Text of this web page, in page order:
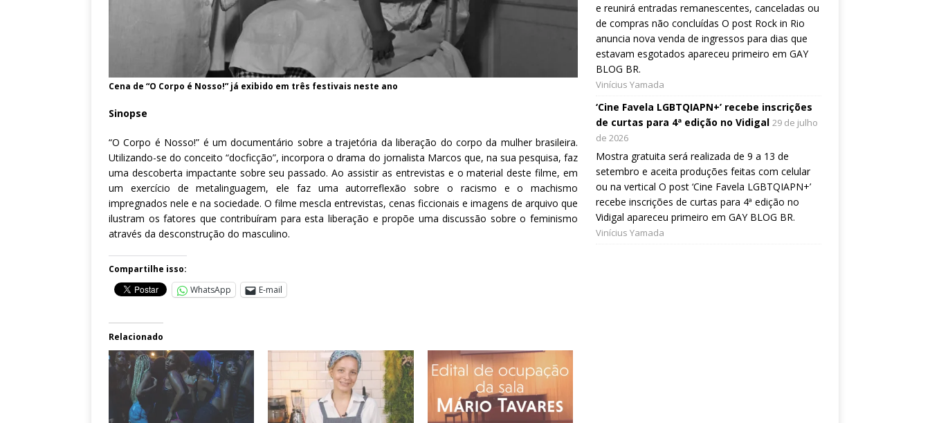
Cena de “O Corpo é Nosso!” já exibido em três festivais neste ano
Sinopse
“O Corpo é Nosso!” é um documentário sobre a trajetória da liberação do corpo da mulher brasileira.
Utilizando-se do conceito “docficção”, incorpora o drama do jornalista Marcos que, na sua pesquisa, faz
uma descoberta impactante sobre seu passado. Ao assistir as entrevistas e o material deste filme, em
um exercício de metalinguagem, ele faz uma autorreflexão sobre o racismo e o machismo
impregnados nele e na sociedade. O filme mescla entrevistas, cenas ficcionais e imagens de arquivo que
ilustram os fatores que contribuíram para esta liberação e propõe uma discussão sobre o feminismo
através da desconstrução do masculino.
Compartilhe isso:
WhatsApp
E-mail
Relacionado
e reunirá entradas remanescentes, canceladas ou
de compras não concluídas O post Rock in Rio
anuncia nova venda de ingressos para dias que
estavam esgotados apareceu primeiro em GAY
BLOG BR.
Vinícius Yamada
‘Cine Favela LGBTQIAPN+’ recebe inscrições
de curtas para 4ª edição no Vidigal 29 de julho
de 2026
Mostra gratuita será realizada de 9 a 13 de
setembro e aceita produções feitas com celular
ou na vertical O post ‘Cine Favela LGBTQIAPN+’
recebe inscrições de curtas para 4ª edição no
Vidigal apareceu primeiro em GAY BLOG BR.
Vinícius Yamada